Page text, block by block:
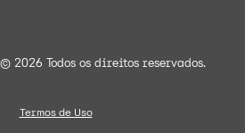
© 2026 Todos os direitos reservados.
Termos de Uso